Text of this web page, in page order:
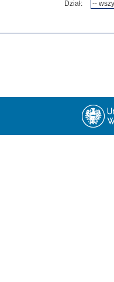
Dział: